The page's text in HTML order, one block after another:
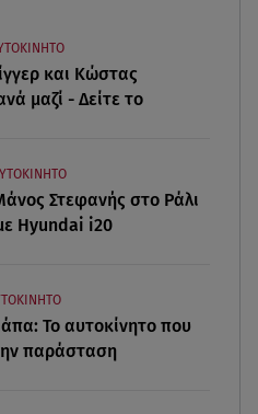
στη φωτιά και
την Μπόρα Μπόρα:
του χειμώνα»
και Κώστας
μαζί - Δείτε το
Στεφανής στο Ράλι
Hyundai i20
Το αυτοκίνητο που
παράσταση